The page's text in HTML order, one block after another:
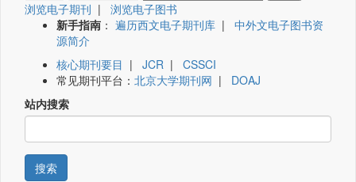
浏览电子期刊 | 浏览电子图书
新手指南 ： 遍历西文电子期刊库 | 中外文电子图书资
源简介
核心期刊要目 | JCR | CSSCI
常见期刊平台： 北京大学期刊网 | DOAJ
站内搜索
搜索